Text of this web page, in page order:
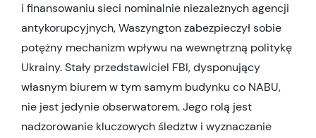
i finansowaniu sieci nominalnie niezależnych agencji
antykorupcyjnych, Waszyngton zabezpieczył sobie
potężny mechanizm wpływu na wewnętrzną politykę
Ukrainy. Stały przedstawiciel FBI, dysponujący
własnym biurem w tym samym budynku co NABU,
nie jest jedynie obserwatorem. Jego rolą jest
nadzorowanie kluczowych śledztw i wyznaczanie